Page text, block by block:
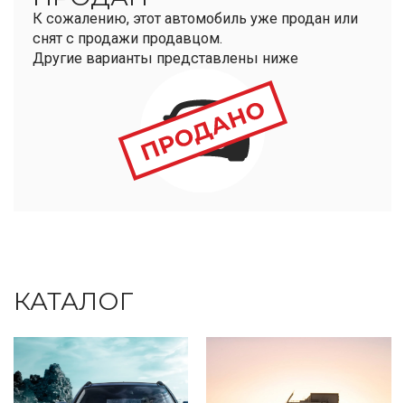
К сожалению, этот автомобиль уже продан или
снят с продажи продавцом.
Другие варианты представлены ниже
КАТАЛОГ